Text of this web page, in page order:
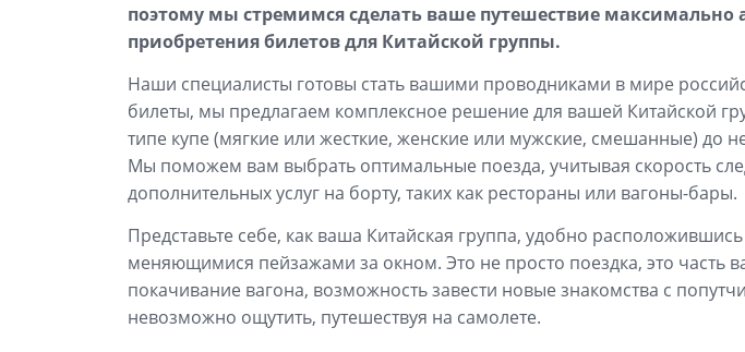
поэтому мы стремимся сделать ваше путешествие
приобретения билетов для Китайской группы.
Наши специалисты готовы стать вашими проводниками в мире
билеты, мы предлагаем комплексное решение для вашей Китайской
типе купе (мягкие или жесткие, женские или мужские, смешанные) до
Мы поможем вам выбрать оптимальные поезда, учитывая скорость
дополнительных услуг на борту, таких как рестораны или вагоны-бары.
Представьте себе, как ваша Китайская группа, удобно
меняющимися пейзажами за окном. Это не просто поездка, это часть
покачивание вагона, возможность завести новые знакомства с
невозможно ощутить, путешествуя на самолете.